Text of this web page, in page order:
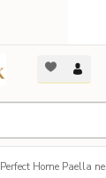
Perfect Home Paella